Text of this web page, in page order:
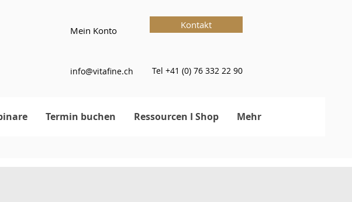
Mein Konto Kontakt
info@vitafine.ch Tel +41 (0) 76 332 22 90
Termin buchen Ressourcen I Shop Mehr